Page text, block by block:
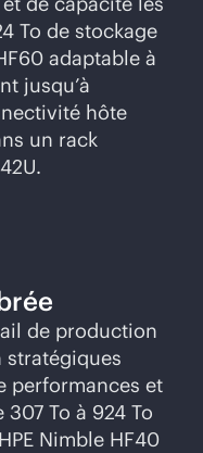
To de stockage
adaptable à
jusqu’à
hôte
un rack
de production
stratégiques
performances et
To à 924 To
Nimble HF40